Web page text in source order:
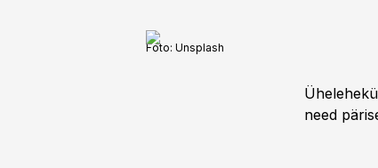
Foto: Unsplash
need